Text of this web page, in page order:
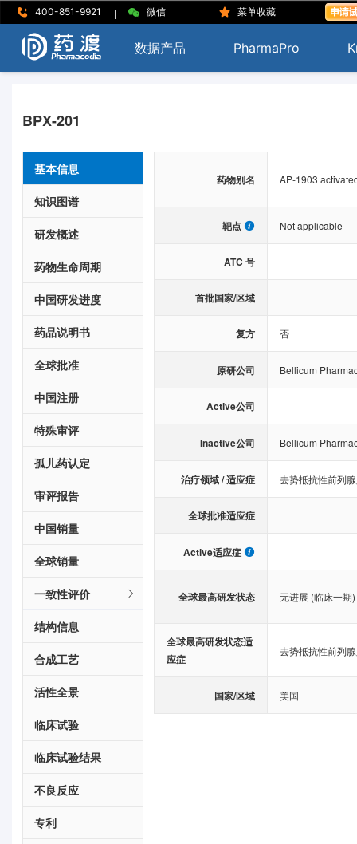
400-851-9921 | 微信 | 菜单收藏 |
数据产品 PharmaPro
BPX-201
基本信息
知识图谱
研发概述
药物生命周期
中国研发进度
药品说明书
全球批准
中国注册
特殊审评
孤儿药认定
审评报告
中国销量
全球销量
一致性评价
结构信息
合成工艺
活性全景
临床试验
临床试验结果
不良反应
专利
药物别名 AP-1903
靶点 Not applicable
ATC 号
首批国家/区域
复方 否
原研公司 Bellicum
Active公司
Inactive公司 Bellicum
治疗领域 / 适应症 去势抵抗性前列
全球批准适应症
Active适应症
全球最高研发状态 无进展 (临床一期)
全球最高研发状态适
应症
去势抵抗性前列
国家/区域 美国